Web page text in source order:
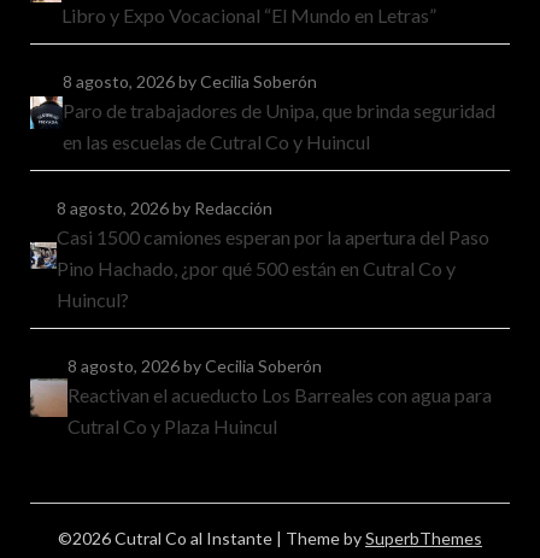
Libro y Expo Vocacional “El Mundo en Letras”
8 agosto, 2026by Cecilia Soberón
Paro de trabajadores de Unipa, que brinda seguridad
en las escuelas de Cutral Co y Huincul
8 agosto, 2026by Redacción
Casi 1500 camiones esperan por la apertura del Paso
Pino Hachado, ¿por qué 500 están en Cutral Co y
Huincul?
8 agosto, 2026by Cecilia Soberón
Reactivan el acueducto Los Barreales con agua para
Cutral Co y Plaza Huincul
©2026 Cutral Co al Instante | Theme bySuperbThemes